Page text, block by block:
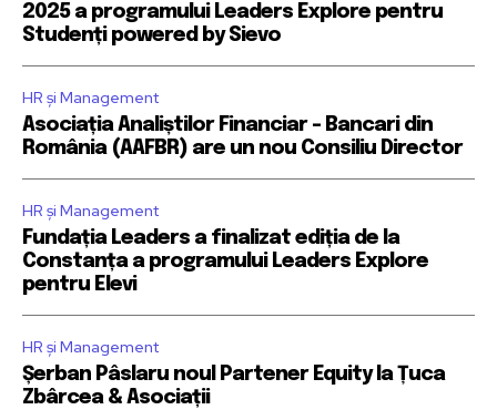
2025 a programului Leaders Explore pentru
Studenți powered by Sievo
HR și Management
Asociația Analiștilor Financiar – Bancari din
România (AAFBR) are un nou Consiliu Director
HR și Management
Fundația Leaders a finalizat ediția de la
Constanța a programului Leaders Explore
pentru Elevi
HR și Management
Șerban Pâslaru noul Partener Equity la Țuca
Zbârcea & Asociații